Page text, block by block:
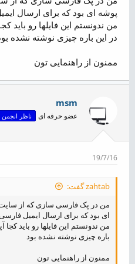
ض
و
ع
پوشه ای بود که برای ارسال
من ندونستم این فایلها رو باید
در این باره چیزی نوشته نشده
ممنون از راهنمایی تون
msm
عضو حرفه ای ناظر انجمن
19/7/16
zahtab گفت:
من در پک فارسی سازی که از
ای بود که برای ارسال ایمیل
من ندونستم این فایلها رو باید کجا
باره چیزی نوشته نشده بود
ممنون از راهنمایی تون